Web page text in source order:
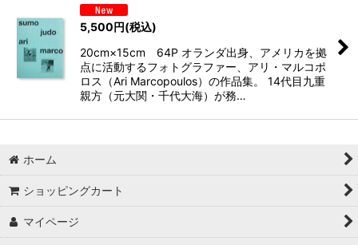
5,500円(税込)
20cm×15cm 64P オランダ出身、アメリカを拠
点に活動するフォトグラファー、アリ・マルコポ
ロス（Ari Marcopoulos）の作品集。 14代目九重
親方（元大関・千代大海）が務…
ホーム
ショッピングカート
マイページ